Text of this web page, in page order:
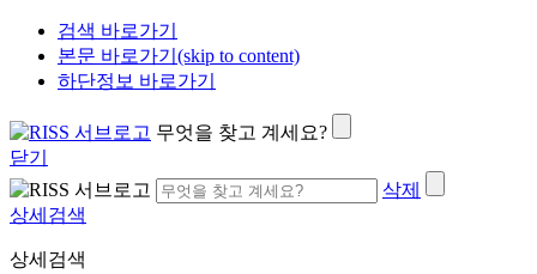
검색 바로가기
본문 바로가기(skip to content)
하단정보 바로가기
무엇을 찾고 계세요?
닫기
삭제
상세검색
상세검색